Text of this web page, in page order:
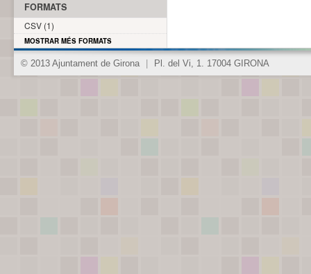
FORMATS
CSV (1)
MOSTRAR MÉS FORMATS
© 2013 Ajuntament de Girona Pl. del Vi, 1. 17004 GIRONA